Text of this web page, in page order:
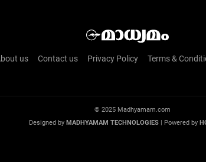
us Contact us Privacy Policy Terms &
© 2025 Madhyamam.com
Designed by MADHYAMAM TECHNOLOGIES | Powered by